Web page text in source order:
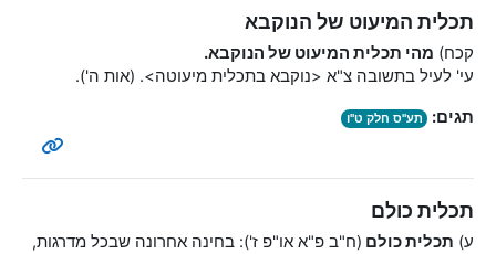
תכלית המיעוט של הנוקבא
קכח) מהי תכלית המיעוט של הנוקבא.
עי' לעיל בתשובה צ"א <נוקבא בתכלית מיעוטה>. (אות ה').
תגים: תע"ס חלק ט"ו
תכלית כולם
ע) תכלית כולם (ח"ב פ"א או"פ ז'): בחינה אחרונה שבכל מדרגות,